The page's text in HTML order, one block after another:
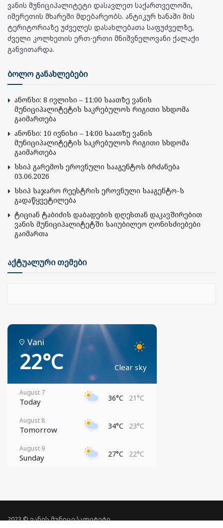
ვანის მუნიციპალიტეტი დასავლეთ საქართველოში,
იმერეთის მხარეში მდებარეობს. ანტიკურ ხანაში მის
ტერიტორიაზე უძველეს დასახლებათა საფუძველზე,
ძველი კოლხეთის ერთ-ერთი მნიშვნელოვანი ქალაქი
განვითარდა.
ბოლო განახლებები
ანონსი: 8 ივლისი – 11:00 საათზე ვანის
მუნიციპალიტეტის საკრებულოს რიგითი სხდომა
გაიმართება
ანონსი: 10 ივნისი – 14:00 საათზე ვანის
მუნიციპალიტეტის საკრებულოს რიგითი სხდომა
გაიმართება
სსიპ გარემოს ეროვნული სააგენტოს ბრძანება
03.06.2026
სსიპ საჯარო რეესტრის ეროვნული სააგენტო-ს
გადაწყვეტილება
ტიციან ტაბიძის დაბადების დღესთან დაკავშირებით
ვანის მუნიციპალიტეტში საიუბილეო ღონისძიებები
გაიმართა
აქტუალური თემები
Vani
22°C Clear sky
August 7
Today 36°C 21°C
August 8
Tomorrow 34°C 23°C
August 9
Sunday 27°C 22°C
2023 © ვანის მუნიციპალიტეტი